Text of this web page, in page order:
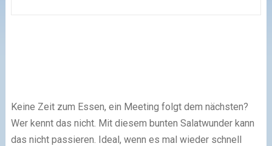
Keine Zeit zum Essen, ein Meeting folgt dem nächsten?
Wer kennt das nicht. Mit diesem bunten Salatwunder kann
das nicht passieren. Ideal, wenn es mal wieder schnell